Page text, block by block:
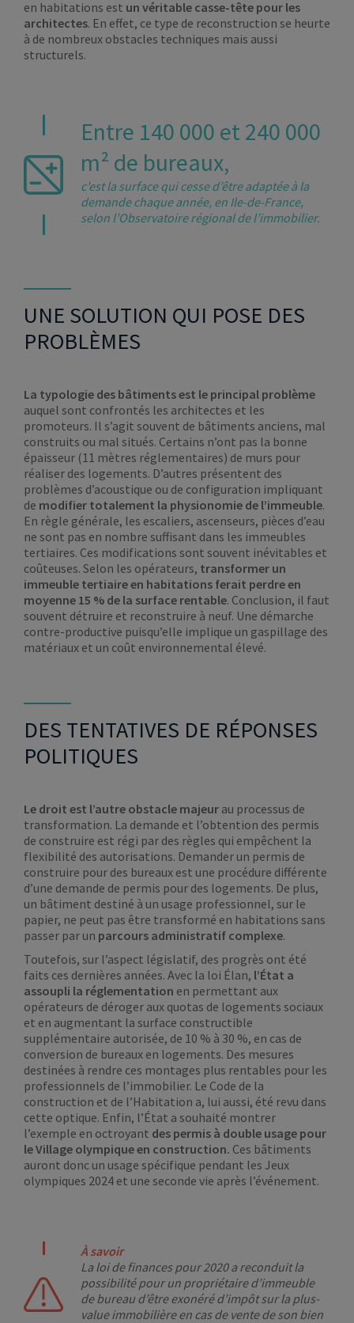
en habitations est un véritable casse-tête pour les
architectes. En effet, ce type de reconstruction se heurte
à de nombreux obstacles techniques mais aussi
structurels.
Entre 140 000 et 240 000
m² de bureaux,
c’est la surface qui cesse d’être adaptée à la
demande chaque année, en Ile-de-France,
selon l’Observatoire régional de l’immobilier.
UNE SOLUTION QUI POSE DES
PROBLÈMES
La typologie des bâtiments est le principal problème
auquel sont confrontés les architectes et les
promoteurs. Il s’agit souvent de bâtiments anciens, mal
construits ou mal situés. Certains n’ont pas la bonne
épaisseur (11 mètres réglementaires) de murs pour
réaliser des logements. D’autres présentent des
problèmes d’acoustique ou de configuration impliquant
de modifier totalement la physionomie de l’immeuble.
En règle générale, les escaliers, ascenseurs, pièces d’eau
ne sont pas en nombre suffisant dans les immeubles
tertiaires. Ces modifications sont souvent inévitables et
coûteuses. Selon les opérateurs, transformer un
immeuble tertiaire en habitations ferait perdre en
moyenne 15 % de la surface rentable. Conclusion, il faut
souvent détruire et reconstruire à neuf. Une démarche
contre-productive puisqu’elle implique un gaspillage des
matériaux et un coût environnemental élevé.
DES TENTATIVES DE RÉPONSES
POLITIQUES
Le droit est l’autre obstacle majeur au processus de
transformation. La demande et l’obtention des permis
de construire est régi par des règles qui empêchent la
flexibilité des autorisations. Demander un permis de
construire pour des bureaux est une procédure différente
d’une demande de permis pour des logements. De plus,
un bâtiment destiné à un usage professionnel, sur le
papier, ne peut pas être transformé en habitations sans
passer par un parcours administratif complexe.
Toutefois, sur l’aspect législatif, des progrès ont été
faits ces dernières années. Avec la loi Élan, l’État a
assoupli la réglementation en permettant aux
opérateurs de déroger aux quotas de logements sociaux
et en augmentant la surface constructible
supplémentaire autorisée, de 10 % à 30 %, en cas de
conversion de bureaux en logements. Des mesures
destinées à rendre ces montages plus rentables pour les
professionnels de l’immobilier. Le Code de la
construction et de l’Habitation a, lui aussi, été revu dans
cette optique. Enfin, l’État a souhaité montrer
l’exemple en octroyant des permis à double usage pour
le Village olympique en construction. Ces bâtiments
auront donc un usage spécifique pendant les Jeux
olympiques 2024 et une seconde vie après l’événement.
À savoir
La loi de finances pour 2020 a reconduit la
possibilité pour un propriétaire d’immeuble
de bureau d’être exonéré d’impôt sur la plus-
value immobilière en cas de vente de son bien